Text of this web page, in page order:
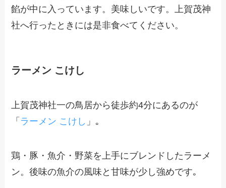
餡が中に入っています。美味しいです。上賀茂神
社へ行ったときには是非食べてください。
ラーメン こけし
上賀茂神社一の鳥居から徒歩約4分にあるのが
「 ラーメン こけし 」｡
鶏・豚・魚介・野菜を上手にブレンドしたラーメ
ン。後味の魚介の風味と甘味が少し強めです｡